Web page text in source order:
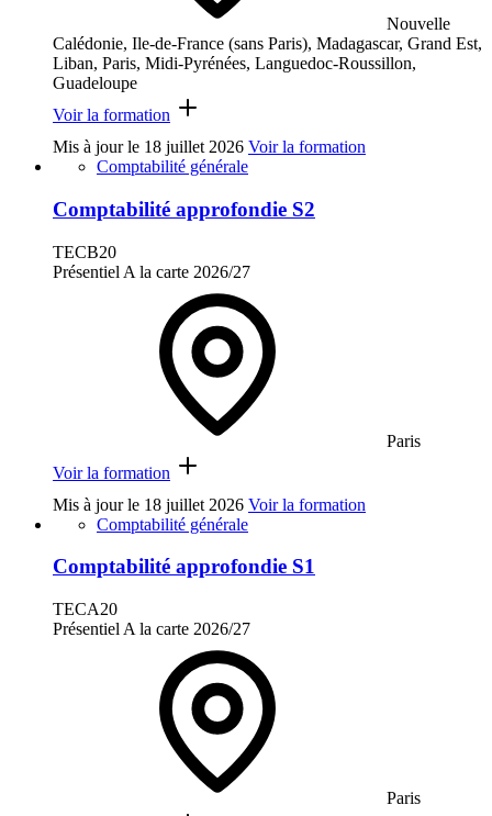
Nouvelle
Calédonie, Ile-de-France (sans Paris), Madagascar, Grand Est,
Liban, Paris, Midi-Pyrénées, Languedoc-Roussillon,
Guadeloupe
Voir la formation
Mis à jour le 18 juillet 2026 Voir la formation
Comptabilité générale
Comptabilité approfondie S2
TECB20
Présentiel A la carte 2026/27
Paris
Voir la formation
Mis à jour le 18 juillet 2026 Voir la formation
Comptabilité générale
Comptabilité approfondie S1
TECA20
Présentiel A la carte 2026/27
Paris